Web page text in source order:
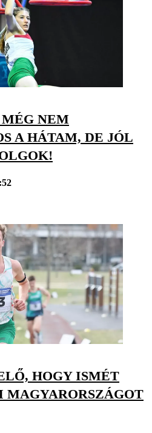
NEM
A HÁTAM, DE JÓL
HOGY ISMÉT